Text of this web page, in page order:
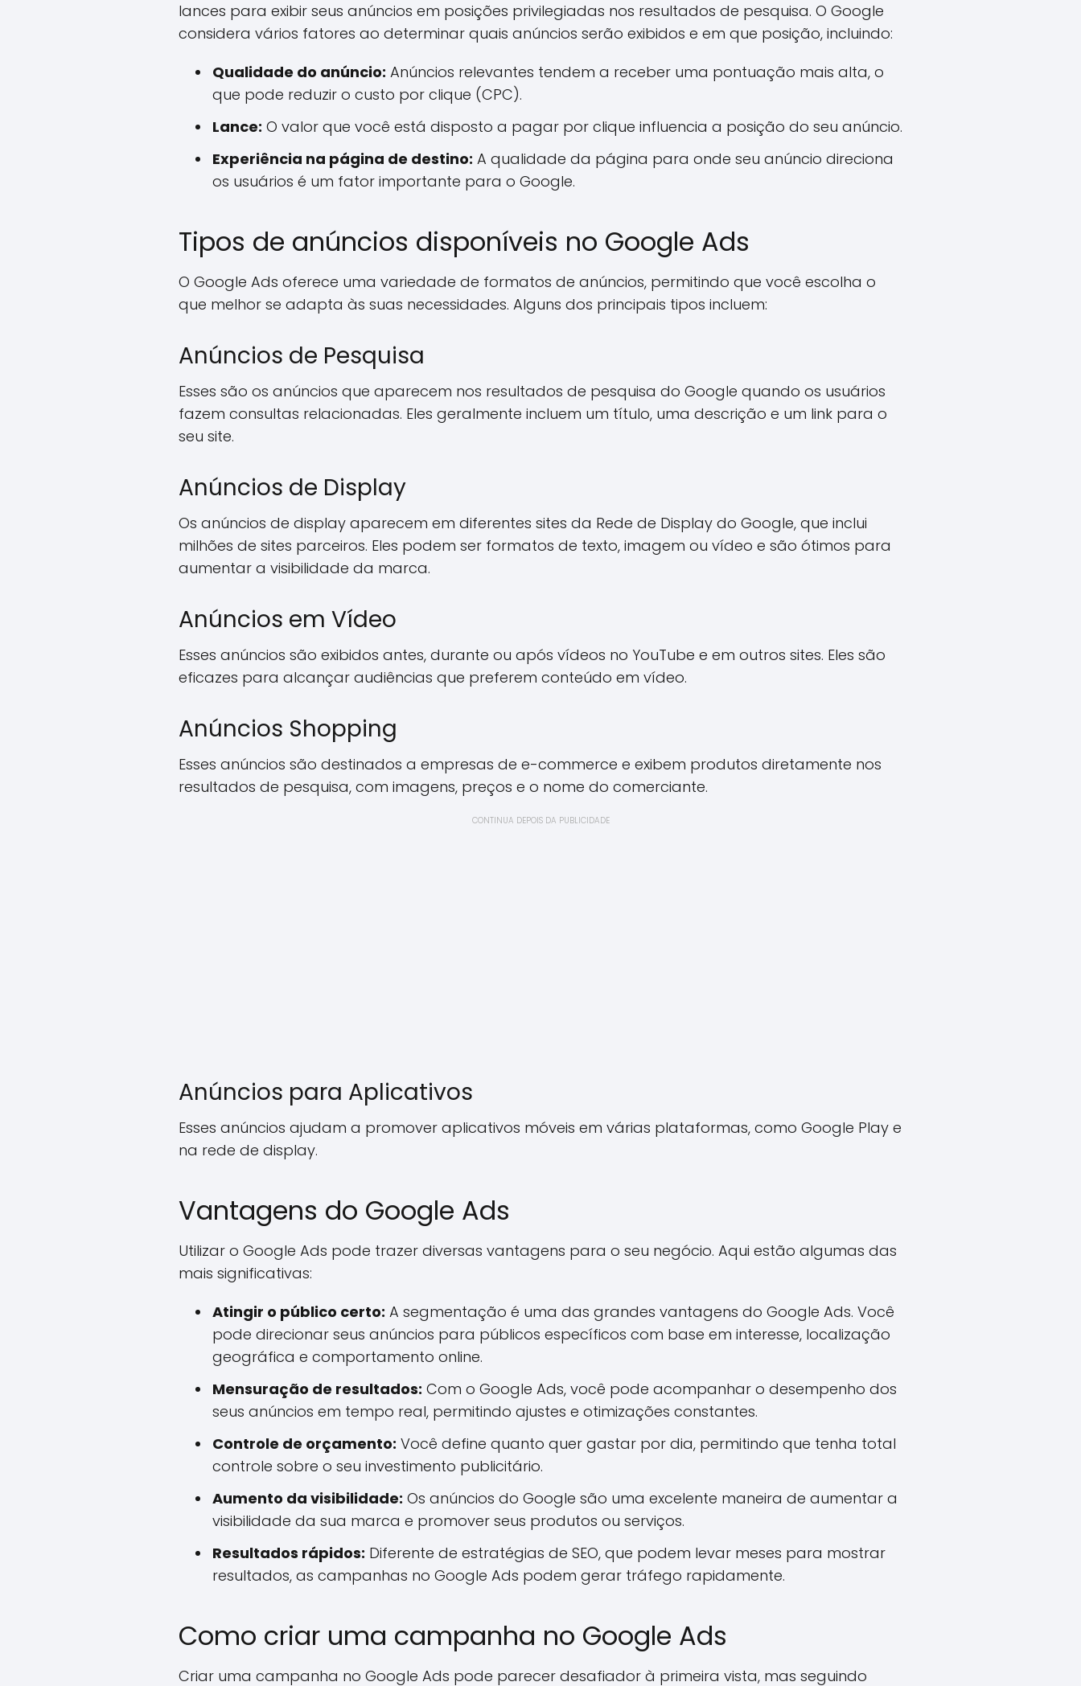
lances para exibir seus anúncios em posições privilegiadas nos resultados de pesquisa. O Google
considera vários fatores ao determinar quais anúncios serão exibidos e em que posição, incluindo:
Qualidade do anúncio: Anúncios relevantes tendem a receber uma pontuação mais alta, o
que pode reduzir o custo por clique (CPC).
Lance: O valor que você está disposto a pagar por clique influencia a posição do seu anúncio.
Experiência na página de destino: A qualidade da página para onde seu anúncio direciona
os usuários é um fator importante para o Google.
Tipos de anúncios disponíveis no Google Ads
O Google Ads oferece uma variedade de formatos de anúncios, permitindo que você escolha o
que melhor se adapta às suas necessidades. Alguns dos principais tipos incluem:
Anúncios de Pesquisa
Esses são os anúncios que aparecem nos resultados de pesquisa do Google quando os usuários
fazem consultas relacionadas. Eles geralmente incluem um título, uma descrição e um link para o
seu site.
Anúncios de Display
Os anúncios de display aparecem em diferentes sites da Rede de Display do Google, que inclui
milhões de sites parceiros. Eles podem ser formatos de texto, imagem ou vídeo e são ótimos para
aumentar a visibilidade da marca.
Anúncios em Vídeo
Esses anúncios são exibidos antes, durante ou após vídeos no YouTube e em outros sites. Eles são
eficazes para alcançar audiências que preferem conteúdo em vídeo.
Anúncios Shopping
Esses anúncios são destinados a empresas de e-commerce e exibem produtos diretamente nos
resultados de pesquisa, com imagens, preços e o nome do comerciante.
CONTINUA DEPOIS DA PUBLICIDADE
Anúncios para Aplicativos
Esses anúncios ajudam a promover aplicativos móveis em várias plataformas, como Google Play e
na rede de display.
Vantagens do Google Ads
Utilizar o Google Ads pode trazer diversas vantagens para o seu negócio. Aqui estão algumas das
mais significativas:
Atingir o público certo: A segmentação é uma das grandes vantagens do Google Ads. Você
pode direcionar seus anúncios para públicos específicos com base em interesse, localização
geográfica e comportamento online.
Mensuração de resultados: Com o Google Ads, você pode acompanhar o desempenho dos
seus anúncios em tempo real, permitindo ajustes e otimizações constantes.
Controle de orçamento: Você define quanto quer gastar por dia, permitindo que tenha total
controle sobre o seu investimento publicitário.
Aumento da visibilidade: Os anúncios do Google são uma excelente maneira de aumentar a
visibilidade da sua marca e promover seus produtos ou serviços.
Resultados rápidos: Diferente de estratégias de SEO, que podem levar meses para mostrar
resultados, as campanhas no Google Ads podem gerar tráfego rapidamente.
Como criar uma campanha no Google Ads
Criar uma campanha no Google Ads pode parecer desafiador à primeira vista, mas seguindo